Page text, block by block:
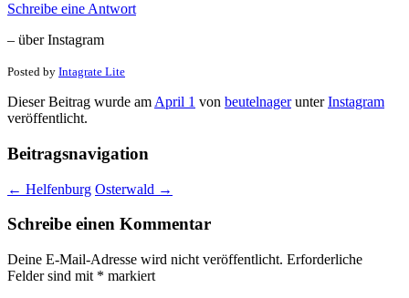
Schreibe eine Antwort
– über Instagram
Posted by Intagrate Lite
Dieser Beitrag wurde am April 1 von beutelnagerunterInstagram
veröffentlicht.
Beitragsnavigation
← Helfenburg Osterwald →
Schreibe einen Kommentar
Deine E-Mail-Adresse wird nicht veröffentlicht. Erforderliche
Felder sind mit * markiert